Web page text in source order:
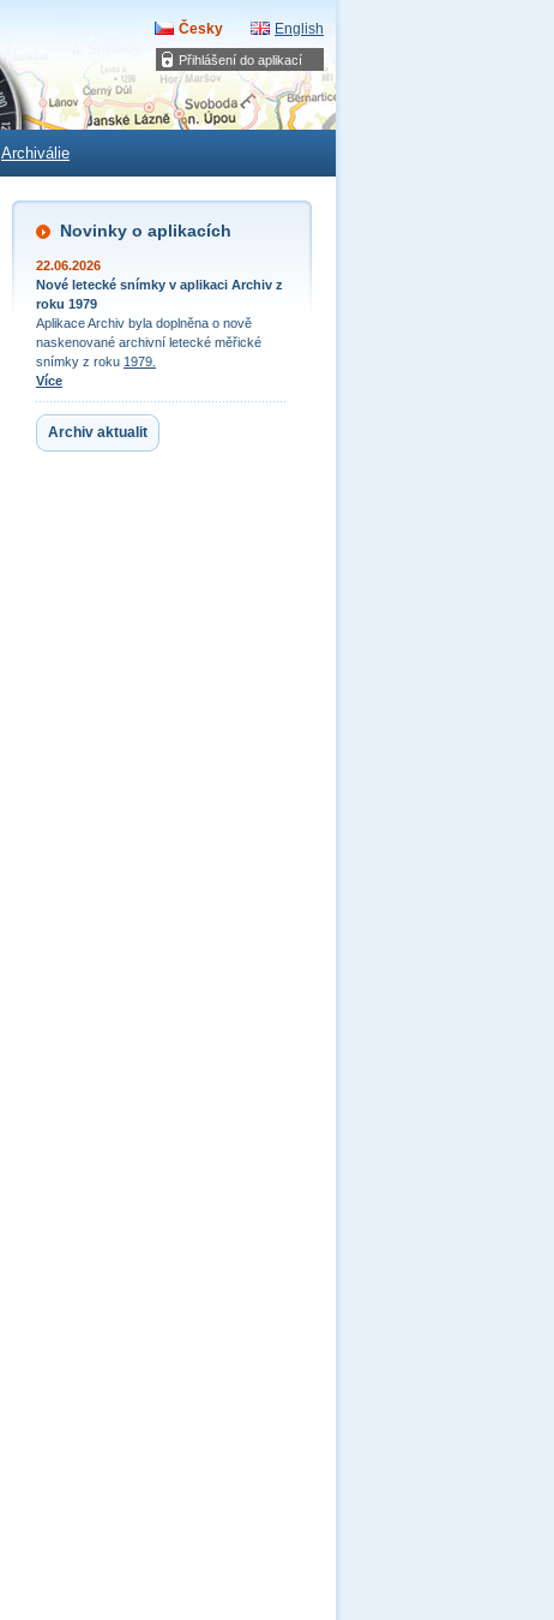
Přihlášení do aplikací
Česky English
Archiválie
Novinky o aplikacích
22.06.2026
Nové letecké snímky v aplikaci Archiv z
roku 1979
Aplikace Archiv byla doplněna o nově
naskenované archivní letecké měřické
snímky z roku 1979.
Více
Archiv aktualit